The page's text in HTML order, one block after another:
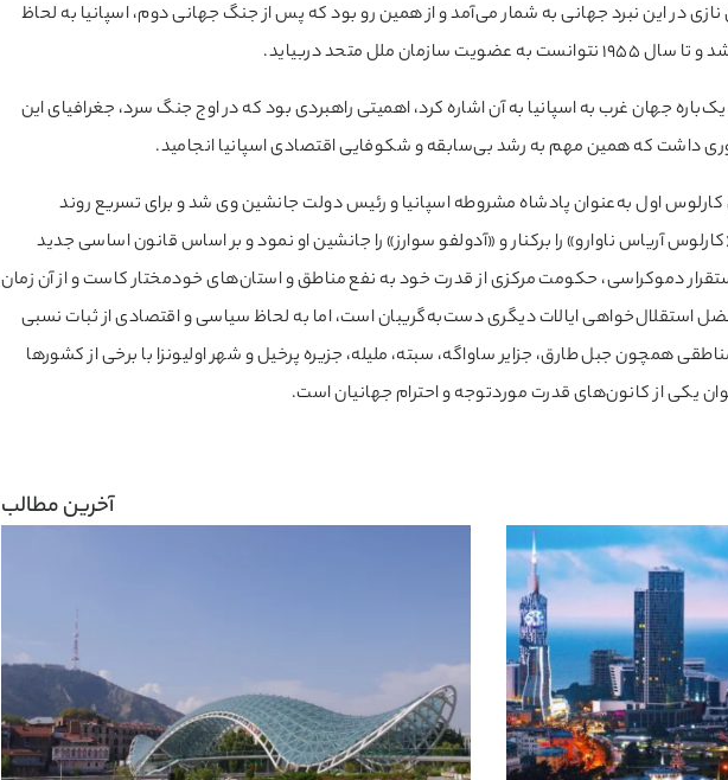
در این نبرد جهانی به شمار می‌آمد و از همین رو بود که پس از جنگ جهانی دوم، اسپانیا به لحاظ
ملل متحد دربیاید.
جهان غرب به اسپانیا به آن اشاره کرد، اهمیتی راهبردی بود که در اوج جنگ سرد، جغرافیای این
داشت که همین مهم به رشد بی‌سابقه و شکوفایی اقتصادی اسپانیا انجامید.
در نوامبر ۱۹۷۵، خوآن کارلوس اول به‌عنوان پادشاه مشروطه اسپانیا و رئیس دولت جانشین وی شد و برای تسریع روند
آریاس ناوارو» را برکنار و «آدولفو سوارز» را جانشین او نمود و بر اساس قانون اساسی جدید
استقرار دموکراسی، حکومت مرکزی از قدرت خود به نفع مناطق و استان‌های خودمختار کاست و از آن زمان
استقلال‌خواهی ایالات دیگری دست‌به‌گریبان است، اما به لحاظ سیاسی و اقتصادی از ثبات نسبی
همچون جبل طارق، جزایر ساواگه، سبته، ملیله، جزیره پرخیل و شهر اولیونزا با برخی از کشورها
یکی از کانون‌های قدرت موردتوجه و احترام جهانیان است.